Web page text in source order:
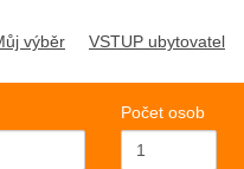
výběr VSTUP ubytovatel
Počet osob